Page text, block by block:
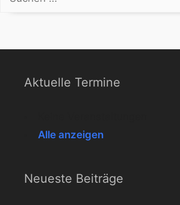
nach:
Aktuelle Termine
Alle anzeigen
Neueste Beiträge